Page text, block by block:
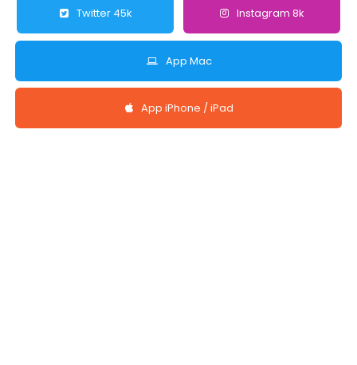
Twitter 45k Instagram 8k
App Mac
App iPhone / iPad